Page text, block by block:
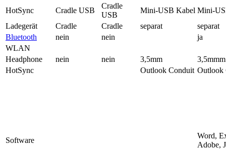
HotSync Cradle USB
Cradle
USB
Mini-USB Kabel Mini-
Ladegerät
Cradle Cradle separat
separat
Bluetooth
nein nein
ja
WLAN
Headphone
nein nein 3,5mm
3,5mmm
HotSync
Outlook Conduit Outlook
Software
Word,
Adobe,